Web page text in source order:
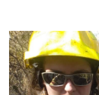
Modifier les